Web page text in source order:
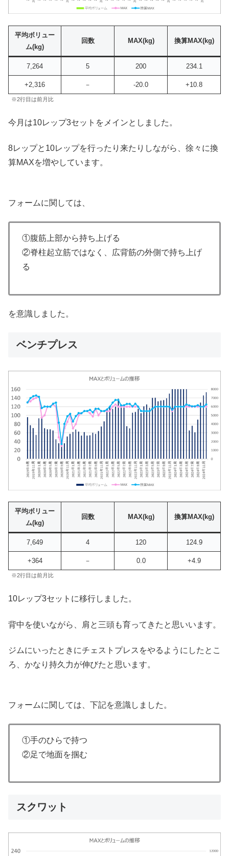
平均ボリュー
ム(kg)
回数 MAX(kg) 換算MAX(kg)
7,264 5 200 234.1
+2,316 － -20.0 +10.8
※2行目は前月比
今月は10レップ3セットをメインとしました。
8レップと10レップを行ったり来たりしながら、徐々に換
算MAXを増やしています。
フォームに関しては、
①腹筋上部から持ち上げる
②脊柱起立筋ではなく、広背筋の外側で持ち上げ
る
を意識しました。
ベンチプレス
平均ボリュー
ム(kg)
回数 MAX(kg) 換算MAX(kg)
7,649 4 120 124.9
+364 － 0.0 +4.9
※2行目は前月比
10レップ3セットに移行しました。
背中を使いながら、肩と三頭も育ってきたと思いいます。
ジムにいったときにチェストプレスをやるようにしたとこ
ろ、かなり持久力が伸びたと思います。
フォームに関しては、下記を意識しました。
①手のひらで持つ
②足で地面を掴む
スクワット